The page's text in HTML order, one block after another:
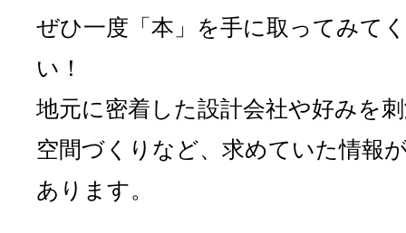
ぜひ一度「本」を手に取ってみて
い！
地元に密着した設計会社や好みを
空間づくりなど、求めていた情報
あります。